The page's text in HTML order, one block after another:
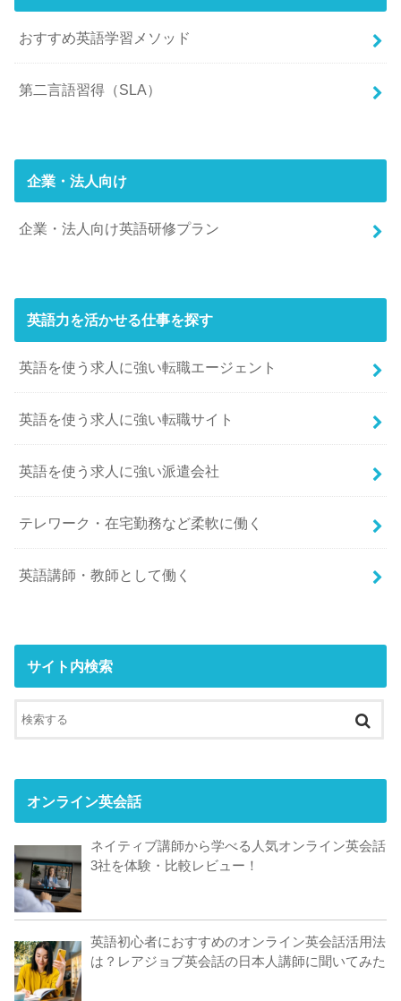
おすすめ英語学習メソッド
第二言語習得（SLA）
企業・法人向け
企業・法人向け英語研修プラン
英語力を活かせる仕事を探す
英語を使う求人に強い転職エージェント
英語を使う求人に強い転職サイト
英語を使う求人に強い派遣会社
テレワーク・在宅勤務など柔軟に働く
英語講師・教師として働く
サイト内検索
オンライン英会話
ネイティブ講師から学べる人気オンライン英会話
3社を体験・比較レビュー！
英語初心者におすすめのオンライン英会話活用法
は？レアジョブ英会話の日本人講師に聞いてみた